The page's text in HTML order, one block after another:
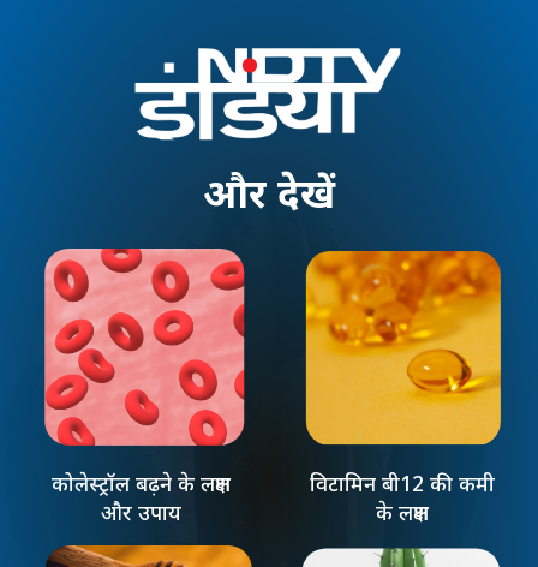
और देखें
कोलेस्ट्रॉल बढ़ने के लक्षण
और उपाय
विटामिन बी12 की कमी
के लक्षण